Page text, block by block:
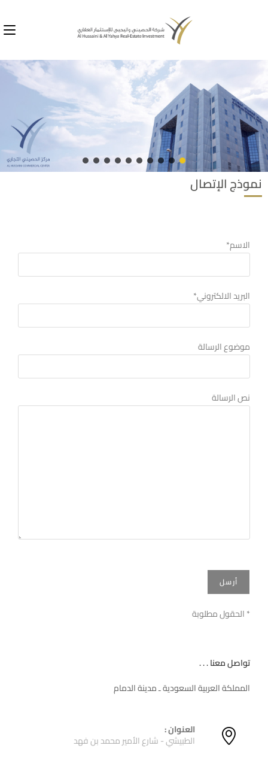
نموذج الإتصال
الاسم*
البريد الالكتروني*
موضوع الرسالة
نص الرسالة
* الحقول مطلوبة
تواصل معنا . . .
المملكة العربية السعودية ـ مدينة الدمام
العنوان :
الطبيشي - شارع الأمير محمد بن فهد